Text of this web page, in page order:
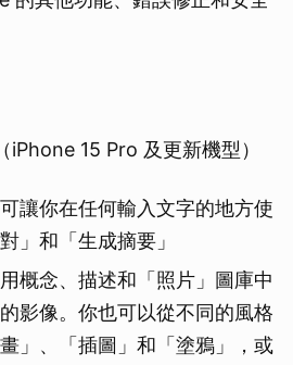
15 Pro 及更新機型）
讓你在任何輸入文字的地方使
」和「生成摘要」
概念、描述和「照片」圖庫中
影像。你也可以從不同的風格
」、「插圖」和「塗鴉」，或